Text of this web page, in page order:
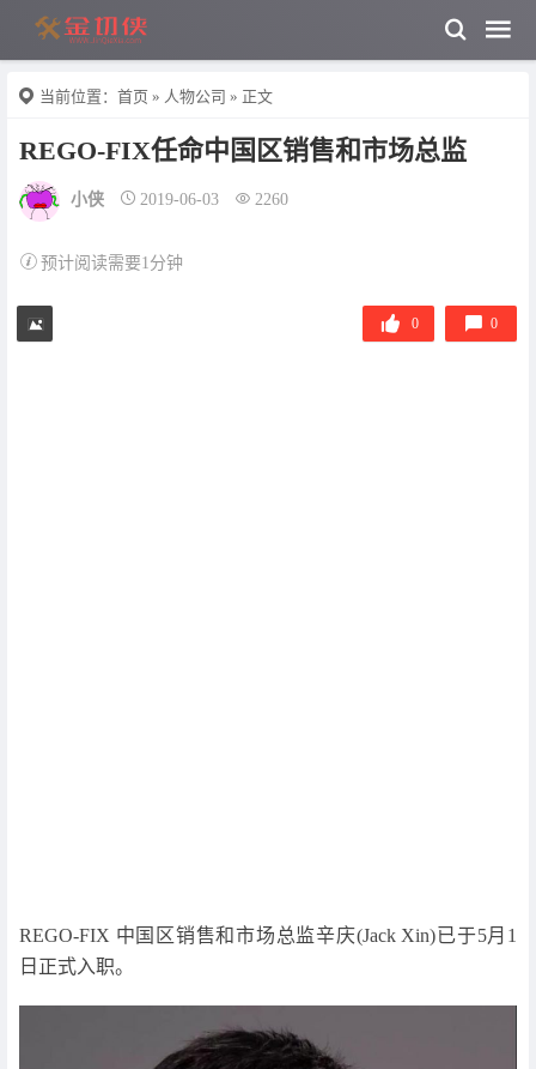
当前位置： 首页 » 人物公司 » 正文
REGO-FIX任命中国区销售和市场总监
小侠 2019-06-03 2260
预计阅读需要1分钟
0 0
REGO-FIX 中国区销售和市场总监辛庆(Jack Xin)已于5月1
日正式入职。